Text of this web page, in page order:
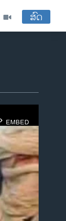
ສົດ
EMBED